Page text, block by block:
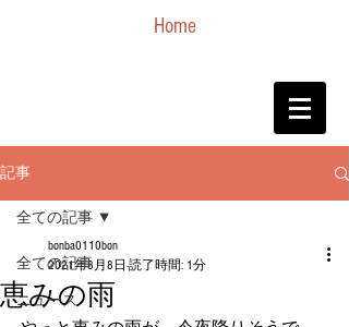
Home
記事
全ての記事
ニュース
全ての記事
恵みの雨
bonba0110bon
2021年8月8日 読了時間: 1分